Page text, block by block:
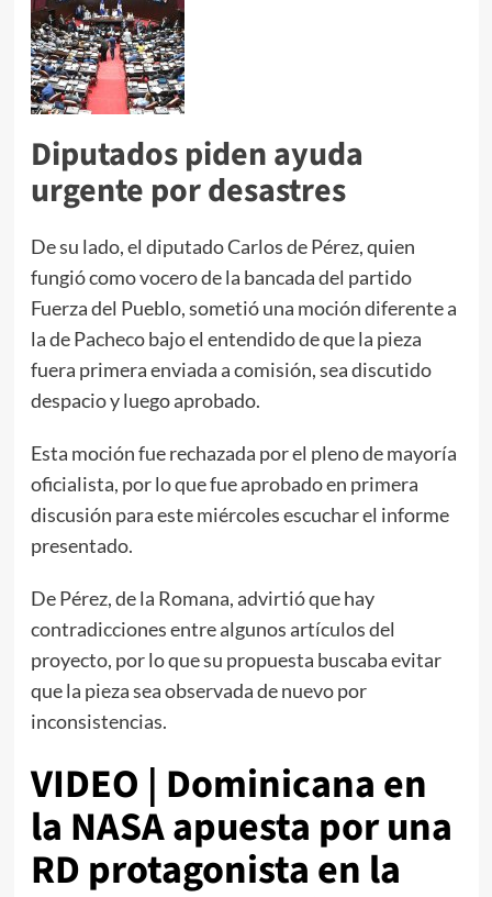
Diputados piden ayuda
urgente por desastres
De su lado, el diputado Carlos de Pérez, quien
fungió como vocero de la bancada del partido
Fuerza del Pueblo, sometió una moción diferente a
la de Pacheco bajo el entendido de que la pieza
fuera primera enviada a comisión, sea discutido
despacio y luego aprobado.
Esta moción fue rechazada por el pleno de mayoría
oficialista, por lo que fue aprobado en primera
discusión para este miércoles escuchar el informe
presentado.
De Pérez, de la Romana, advirtió que hay
contradicciones entre algunos artículos del
proyecto, por lo que su propuesta buscaba evitar
que la pieza sea observada de nuevo por
inconsistencias.
VIDEO | Dominicana en
la NASA apuesta por una
RD protagonista en la